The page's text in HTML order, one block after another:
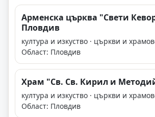
Арменска църква "Свети
Пловдив
култура и изкуство · църкви и
Област: Пловдив
Храм "Св. Св. Кирил и
култура и изкуство · църкви и
Област: Пловдив